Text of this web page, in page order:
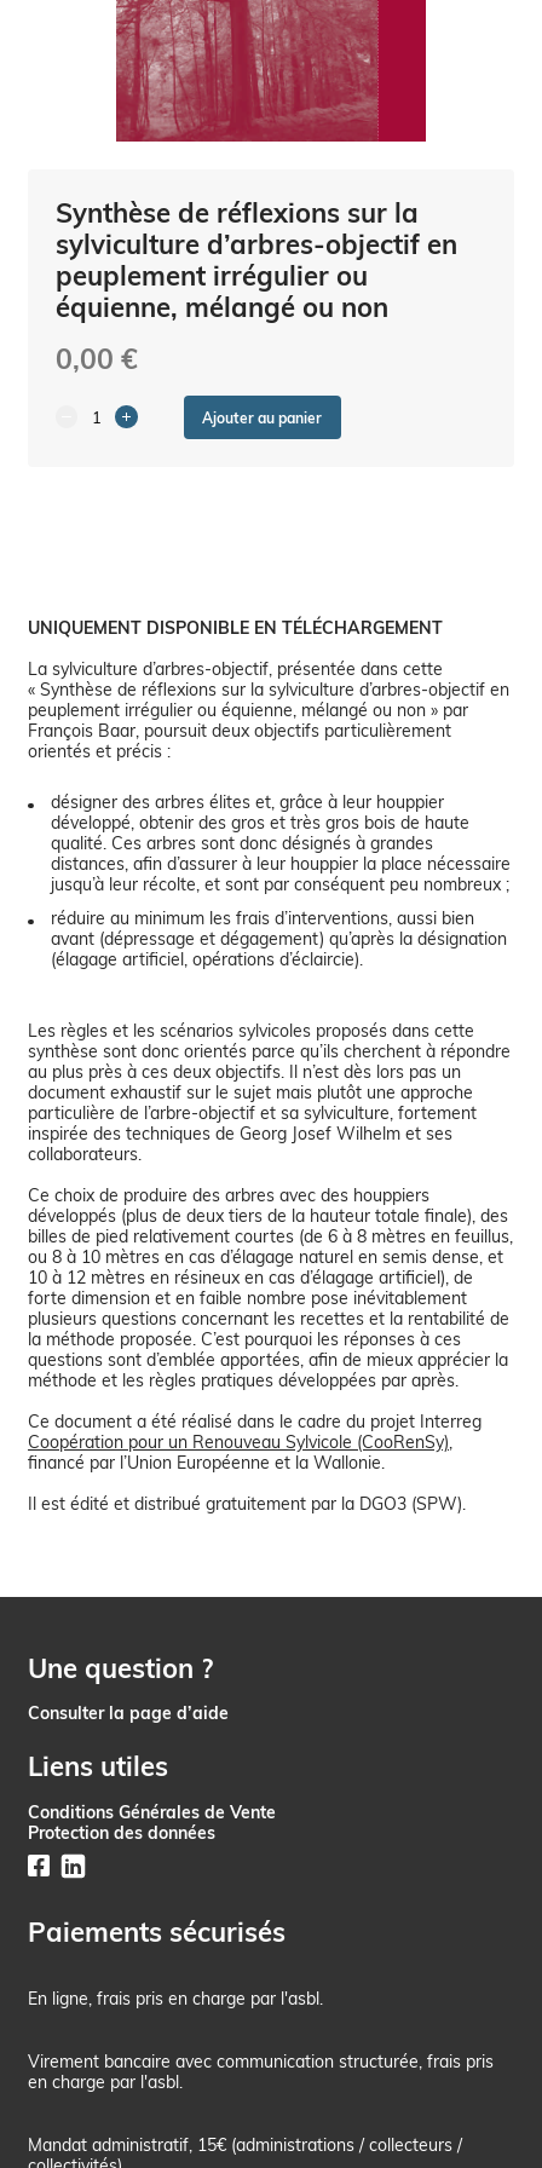
Synthèse de réflexions sur la
sylviculture d’arbres-objectif en
peuplement irrégulier ou
équienne, mélangé ou non
0,00 €
Ajouter au panier
UNIQUEMENT DISPONIBLE EN TÉLÉCHARGEMENT
La sylviculture d’arbres-objectif, présentée dans cette
« Synthèse de réflexions sur la sylviculture d’arbres-objectif en
peuplement irrégulier ou équienne, mélangé ou non » par
François Baar, poursuit deux objectifs particulièrement
désigner des arbres élites et, grâce à leur houppier
développé, obtenir des gros et très gros bois de haute
qualité. Ces arbres sont donc désignés à grandes
distances, afin d’assurer à leur houppier la place nécessaire
jusqu’à leur récolte, et sont par conséquent peu nombreux ;
réduire au minimum les frais d’interventions, aussi bien
avant (dépressage et dégagement) qu’après la désignation
(élagage artificiel, opérations d’éclaircie).
Les règles et les scénarios sylvicoles proposés dans cette
synthèse sont donc orientés parce qu’ils cherchent à répondre
au plus près à ces deux objectifs. Il n’est dès lors pas un
document exhaustif sur le sujet mais plutôt une approche
particulière de l’arbre-objectif et sa sylviculture, fortement
inspirée des techniques de Georg Josef Wilhelm et ses
collaborateurs.
Ce choix de produire des arbres avec des houppiers
développés (plus de deux tiers de la hauteur totale finale), des
billes de pied relativement courtes (de 6 à 8 mètres en feuillus,
ou 8 à 10 mètres en cas d’élagage naturel en semis dense, et
10 à 12 mètres en résineux en cas d’élagage artificiel), de
forte dimension et en faible nombre pose inévitablement
plusieurs questions concernant les recettes et la rentabilité de
la méthode proposée. C’est pourquoi les réponses à ces
questions sont d’emblée apportées, afin de mieux apprécier la
méthode et les règles pratiques développées par après.
Ce document a été réalisé dans le cadre du projet Interreg
Coopération pour un Renouveau Sylvicole (CooRenSy)
financé par l’Union Européenne et la Wallonie.
Une question ?
Consulter la page d’aide
Liens utiles
Conditions Générales de Vente
Protection des données
Paiements sécurisés
En ligne, frais pris en charge par l'asbl.
Virement bancaire avec communication structurée, frais pris
en charge par l'asbl.
Mandat administratif, 15€ (administrations / collecteurs /